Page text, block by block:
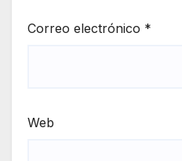
Correo electrónico *
Web